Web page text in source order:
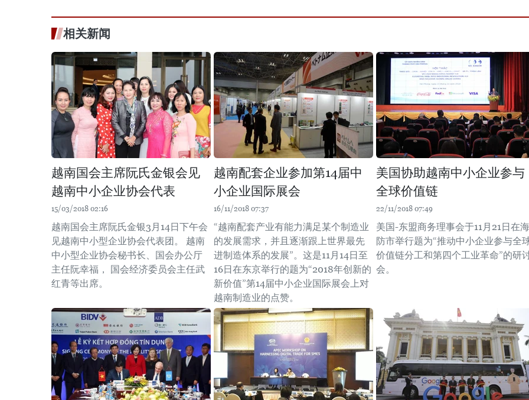
相关新闻
越南国会主席阮氏金银会见
越南中小企业协会代表
15/03/2018 02:16
越南国会主席阮氏金银3月14日下午会
见越南中小型企业协会代表团。 越南
中小型企业协会秘书长、国会办公厅
主任阮幸福， 国会经济委员会主任武
红青等出席。
越南配套企业参加第14届中
小企业国际展会
16/11/2018 07:37
“越南配套产业有能力满足某个制造业
的发展需求，并且逐渐跟上世界最先
进制造体系的发展”。这是11月14日至
16日在东京举行的题为“2018年创新的
新价值”第14届中小企业国际展会上对
越南制造业的点赞。
美国协助越南中小企业参与
全球价值链
22/11/2018 07:49
美国-东盟商务理事会于11月21日在海
防市举行题为“推动中小企业参与全
价值链分工和第四个工业革命”的研
会。